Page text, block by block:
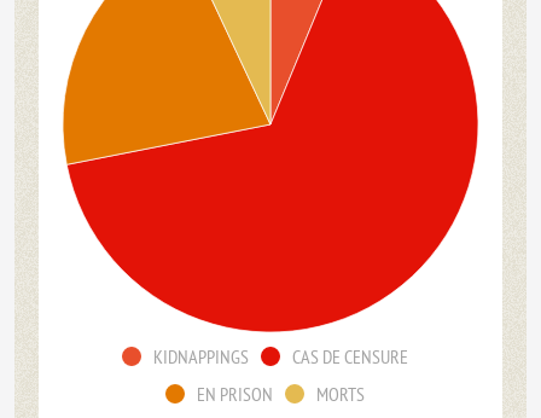
KIDNAPPINGS
CAS DE CENSURE
EN PRISON
MORTS